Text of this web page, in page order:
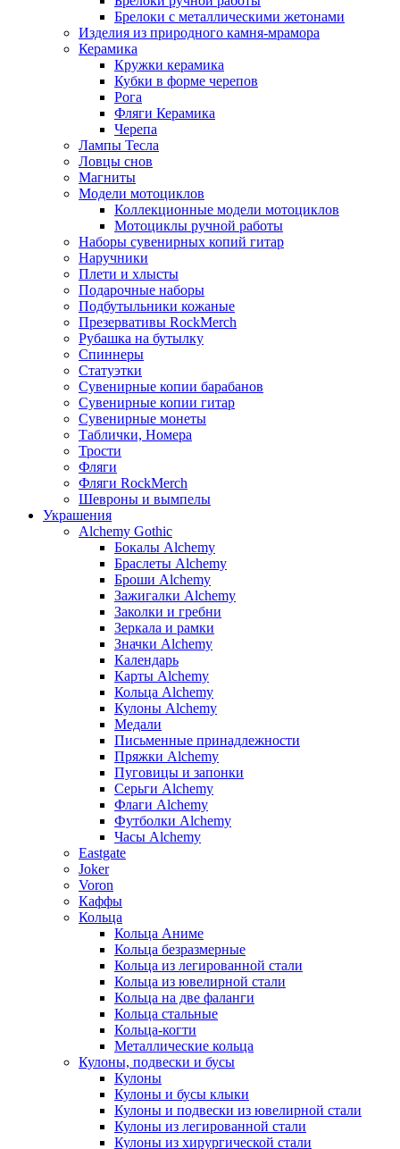
Брелоки с металлическими жетонами
Изделия из природного камня-мрамора
Керамика
Кружки керамика
Кубки в форме черепов
Рога
Фляги Керамика
Черепа
Лампы Тесла
Ловцы снов
Магниты
Модели мотоциклов
Коллекционные модели мотоциклов
Мотоциклы ручной работы
Наборы сувенирных копий гитар
Наручники
Плети и хлысты
Подарочные наборы
Подбутыльники кожаные
Презервативы RockMerch
Рубашка на бутылку
Спиннеры
Статуэтки
Сувенирные копии барабанов
Сувенирные копии гитар
Сувенирные монеты
Таблички, Номера
Трости
Фляги
Фляги RockMerch
Шевроны и вымпелы
Украшения
Alchemy Gothic
Бокалы Alchemy
Браслеты Alchemy
Броши Alchemy
Зажигалки Alchemy
Заколки и гребни
Зеркала и рамки
Значки Alchemy
Календарь
Карты Alchemy
Кольца Alchemy
Кулоны Alchemy
Медали
Письменные принадлежности
Пряжки Alchemy
Пуговицы и запонки
Серьги Alchemy
Флаги Alchemy
Футболки Alchemy
Часы Alchemy
Eastgate
Joker
Voron
Каффы
Кольца
Кольца Аниме
Кольца безразмерные
Кольца из легированной стали
Кольца из ювелирной стали
Кольца на две фаланги
Кольца стальные
Кольца-когти
Металлические кольца
Кулоны, подвески и бусы
Кулоны
Кулоны и бусы клыки
Кулоны и подвески из ювелирной стали
Кулоны из легированной стали
Кулоны из хирургической стали